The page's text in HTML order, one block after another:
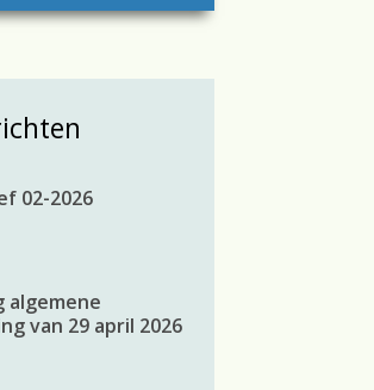
02-2026
algemene
van 29 april 2026